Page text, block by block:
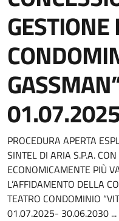
GESTIONE
Dettagli della
PROCEDURA APERTA
SINTEL DI ARIA S.P.A.
ECONOMICAMENTE PIÙ
L’AFFIDAMENTO DELLA
TEATRO CONDOMINIO
01.07.2025- 30.06.2030 ...